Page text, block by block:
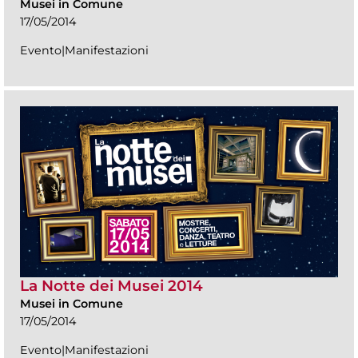
Musei in Comune
17/05/2014
Evento|Manifestazioni
La Notte dei Musei 2014
Musei in Comune
17/05/2014
Evento|Manifestazioni